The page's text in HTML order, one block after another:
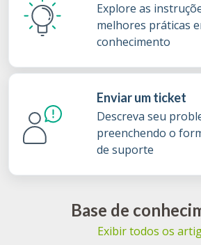
Explore as
melhores práticas
conhecimento
Enviar um ticket
Descreva seu
preenchendo o
de suporte
Base de
Exibir todos os